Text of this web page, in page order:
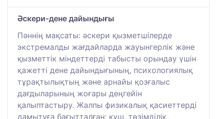
Әскери-дене дайындығы
Пәннің мақсаты: әскери қызметшілерде
экстремалды жағдайларда жауынгерлік және
қызметтік міндеттерді табысты орындау үшін
қажетті дене дайындығының, психологиялық
тұрақтылықтың және арнайы қозғалыс
дағдыларының жоғары деңгейін
қалыптастыру. Жалпы физикалық қасиеттерді
дамытуға бағытталған: күш, төзімділік,